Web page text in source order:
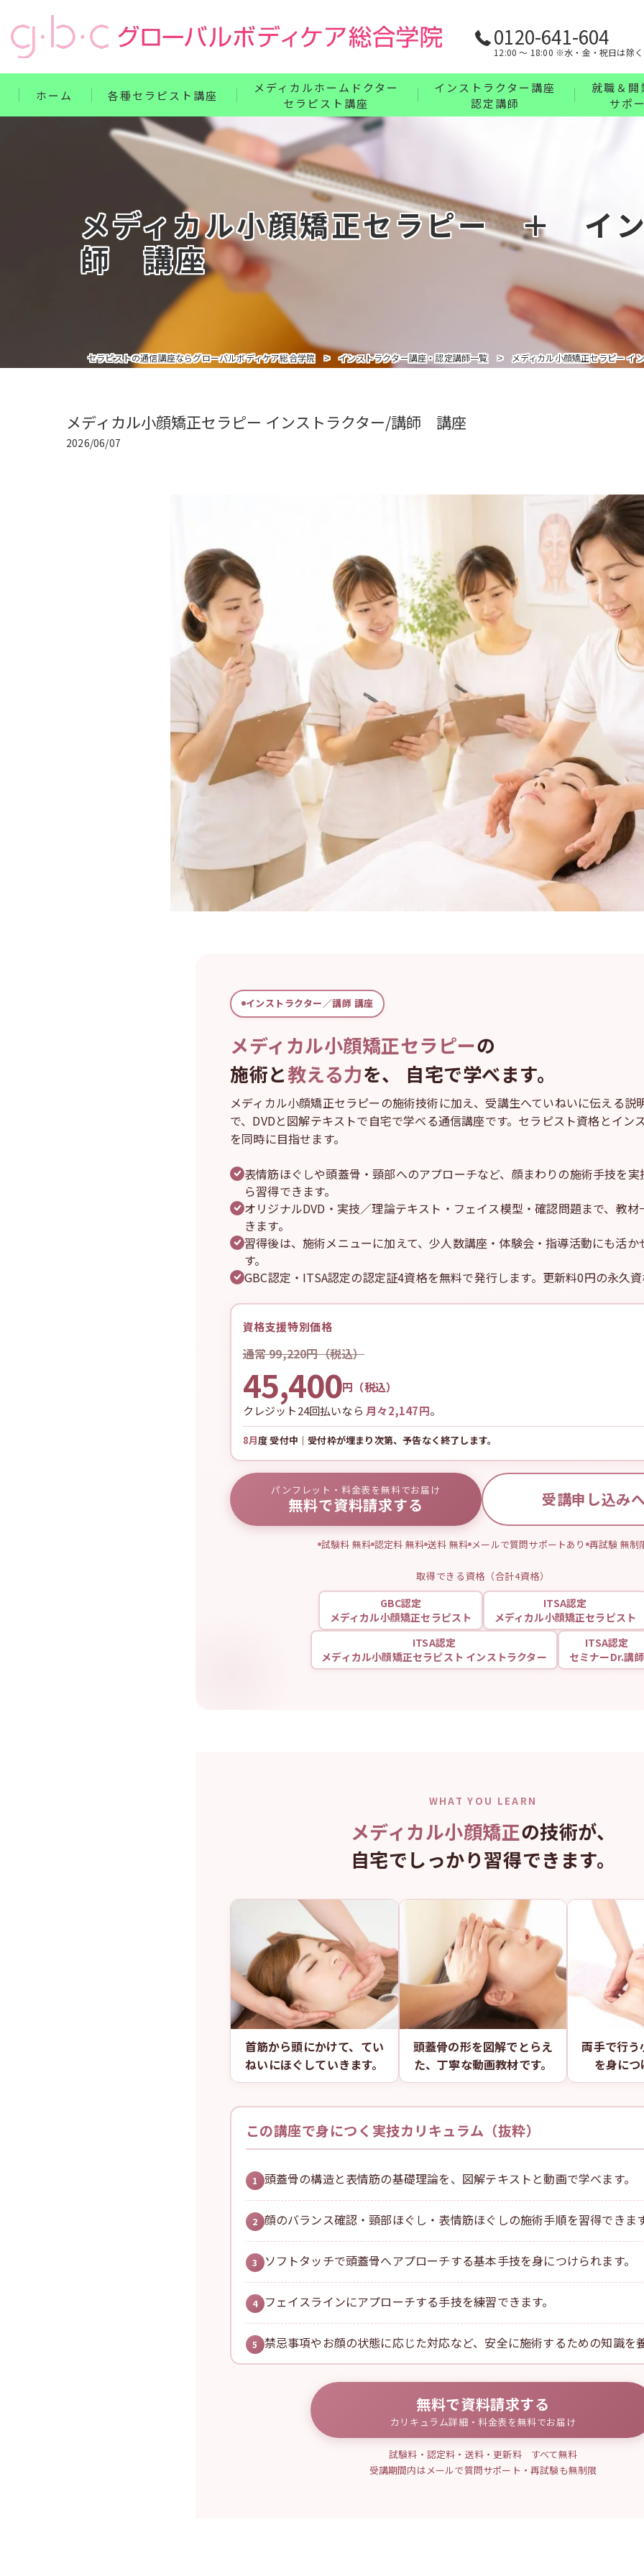
0120-641-604
12:00 〜 18:00 ※水・金・祝日は除く
ホーム 各種セラピスト講座
リンパ・ボディケア整体コース
フェイス・ヘッド・耳つぼコース
ハンドコース
フットコース
ベビー・腸もみコース
メディカルホームドクター
セラピスト講座
単科講座
セット講座
ホームドクター講座について
インストラクター講座
認定講師
ハンドインストラクターコース
フットインストラクターコース
まとめてお得なインストラクターセットコース
インストラクター講座について
インストラクターを追加受講の方はこちら
就職＆開
サポ
メディカル小顔矯正セラピー ＋ イ
師 講座
セラピストの通信講座ならグローバルボディケア総合学院 インストラクター講座・認定講師一覧 メディカル小顔矯正セラピー
メディカル小顔矯正セラピー インストラクター/講師 講座
2026/06/07
インストラクター／講師 講座
メディカル小顔矯正セラピーの
施術と教える力を、 自宅で学べます。
メディカル小顔矯正セラピーの施術技術に加え、受講生へていねいに伝える説
で、DVDと図解テキストで自宅で学べる通信講座です。セラピスト資格とイン
を同時に目指せます。
表情筋ほぐしや頭蓋骨・頸部へのアプローチなど、顔まわりの施術手技を
ら習得できます。
オリジナルDVD・実技／理論テキスト・フェイス模型・確認問題まで、教
きます。
習得後は、施術メニューに加えて、少人数講座・体験会・指導活動にも活か
す。
GBC認定・ITSA認定の認定証4資格を無料で発行します。 更新料0円の永久
資格支援特別価格
通常 99,220円（税込）
45,400円（税込）
クレジット24回払いなら月々2,147円。
8月度 受付中｜受付枠が埋まり次第、予告なく終了します。
パンフレット・料金表を無料でお届け
無料で資料請求する 受講申し込み
試験料 無料 認定料 無料 送料 無料 メールで質問サポートあり 再試験 無制
取得できる資格（合計4資格）
GBC認定
メディカル小顔矯正セラピスト
ITSA認定
メディカル小顔矯正セラピスト
ITSA認定
メディカル小顔矯正セラピスト インストラクター
ITSA認定
セミナーDr.講師
WHAT YOU LEARN
メディカル小顔矯正の技術が、
自宅でしっかり習得できます。
首筋から頭にかけて、てい
ねいにほぐしていきます。
頭蓋骨の形を図解でとらえ
た、丁寧な動画教材です。
両手で行
を身に
この講座で身につく実技カリキュラム（抜粋）
1 頭蓋骨の構造と表情筋の基礎理論を、図解テキストと動画で学べます。
2 顔のバランス確認・頸部ほぐし・表情筋ほぐしの施術手順を習得できま
3 ソフトタッチで頭蓋骨へアプローチする基本手技を身につけられます。
4 フェイスラインにアプローチする手技を練習できます。
5 禁忌事項やお顔の状態に応じた対応など、安全に施術するための知識を
無料で資料請求する
カリキュラム詳細・料金表を無料でお届け
試験料・認定料・送料・更新料 すべて無料
受講期間内はメールで質問サポート・再試験も無制限